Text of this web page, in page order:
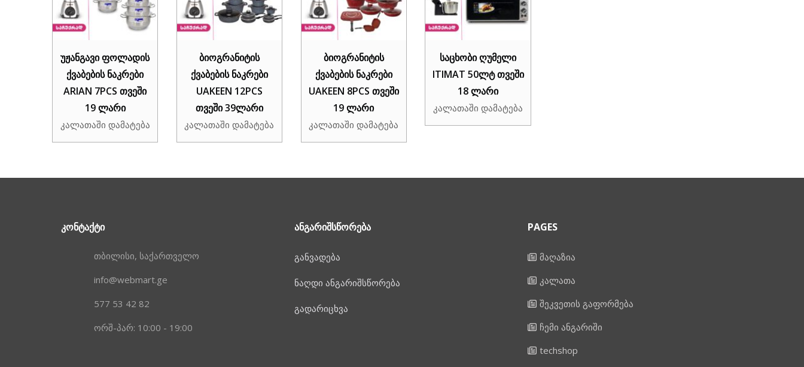
უჟანგავი ფოლადის
ქვაბების ნაკრები
ARIAN 7PCS თვეში
19 ლარი
კალათაში დამატება
ბიოგრანიტის
ქვაბების ნაკრები
UAKEEN 12PCS
თვეში 39ლარი
კალათაში დამატება
ბიოგრანიტის
ქვაბების ნაკრები
UAKEEN 8PCS თვეში
19 ლარი
კალათაში დამატება
საცხობი ღუმელი
ITIMAT 50ლტ თვეში
18 ლარი
კალათაში დამატება
ᲙᲝᲜᲢᲐᲥᲢᲘ
თბილისი, საქართველო
info@webmart.ge
577 53 42 82
ორშ-პარ: 10:00 - 19:00
ᲐᲜᲒᲐᲠᲘᲨᲡᲬᲝᲠᲔᲑᲐ
განვადება
ნაღდი ანგარიშსწორება
გადარიცხვა
PAGES
მაღაზია
კალათა
შეკვეთის გაფორმება
ჩემი ანგარიში
techshop